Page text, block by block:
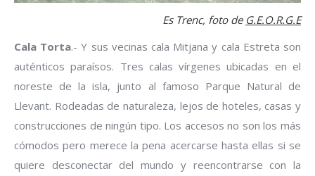
Es Trenc, foto de G.E.O.R.G.E
Cala Torta.- Y sus vecinas cala Mitjana y cala Estreta son
auténticos paraísos. Tres calas vírgenes ubicadas en el
noreste de la isla, junto al famoso Parque Natural de
Llevant. Rodeadas de naturaleza, lejos de hoteles, casas y
construcciones de ningún tipo. Los accesos no son los más
cómodos pero merece la pena acercarse hasta ellas si se
quiere desconectar del mundo y reencontrarse con la